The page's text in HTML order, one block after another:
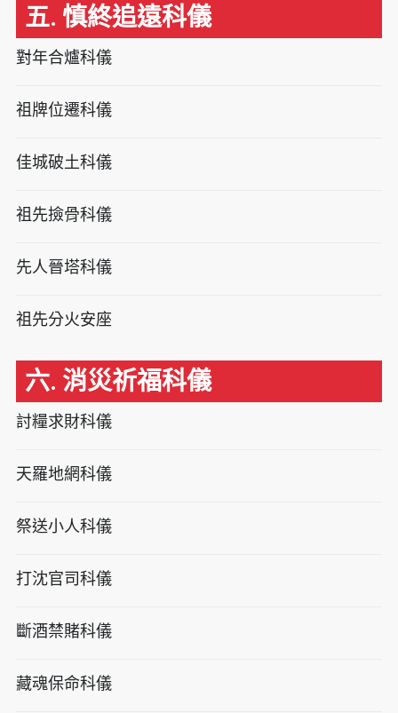
五. 慎終追遠科儀
對年合爐科儀
祖牌位遷科儀
佳城破土科儀
祖先撿骨科儀
先人晉塔科儀
祖先分火安座
六. 消災祈福科儀
討糧求財科儀
天羅地網科儀
祭送小人科儀
打沈官司科儀
斷酒禁賭科儀
藏魂保命科儀